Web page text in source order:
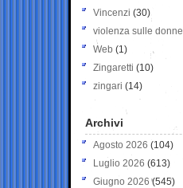
Vincenzi (30)
violenza sulle donne
Web (1)
Zingaretti (10)
zingari (14)
Archivi
Agosto 2026 (104)
Luglio 2026 (613)
Giugno 2026 (545)